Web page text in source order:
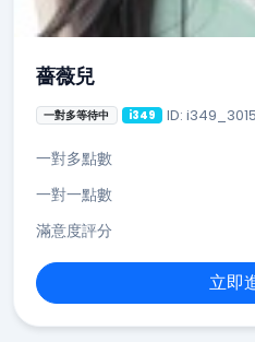
薔薇兒
一對多等待中 i349 ID:
一對多點數
一對一點數
滿意度評分
立即